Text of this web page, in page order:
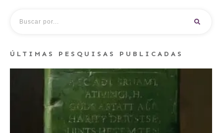
ÚLTIMAS PESQUISAS PUBLICADAS